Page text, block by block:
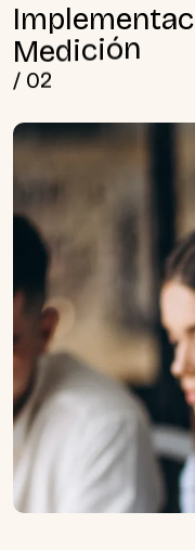
Implementac
Medición
/ 02